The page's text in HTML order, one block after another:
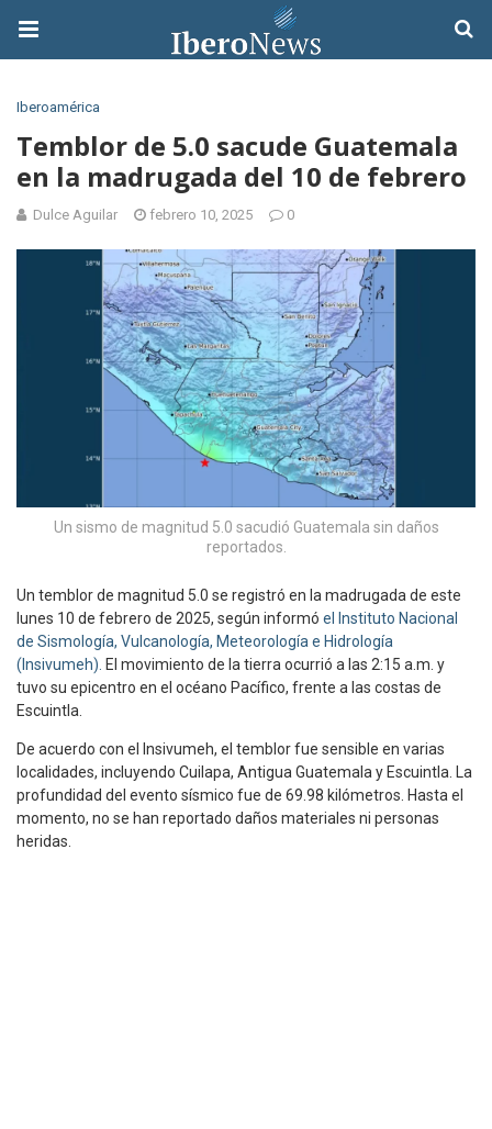
Iberoamérica
Temblor de 5.0 sacude Guatemala
en la madrugada del 10 de febrero
Dulce Aguilar febrero 10, 2025 0
Un sismo de magnitud 5.0 sacudió Guatemala sin daños
reportados.
Un temblor de magnitud 5.0 se registró en la madrugada de este
lunes 10 de febrero de 2025, según informó el Instituto Nacional
de Sismología, Vulcanología, Meteorología e Hidrología
(Insivumeh). El movimiento de la tierra ocurrió a las 2:15 a.m. y
tuvo su epicentro en el océano Pacífico, frente a las costas de
Escuintla.
De acuerdo con el Insivumeh, el temblor fue sensible en varias
localidades, incluyendo Cuilapa, Antigua Guatemala y Escuintla. La
profundidad del evento sísmico fue de 69.98 kilómetros. Hasta el
momento, no se han reportado daños materiales ni personas
heridas.